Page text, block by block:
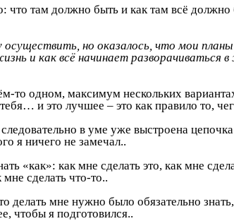
там должно быть и как там всё
но оказалось, что мои
и как всё начинает
то одном, максимум нескольких
и это лучшее – это как правило то,
в уме уже выстроена
я ничего не замечал..
«как»: как мне сделать это, как мне
сделать что-то..
делать мне нужно было обязательно
чтобы я подготовился..